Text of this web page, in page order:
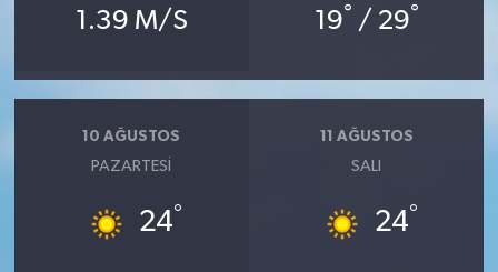
1.39 M/S 19° / 29°
10 AĞUSTOS
PAZARTESI
24°
11 AĞUSTOS
SALI
24°